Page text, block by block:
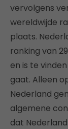
vervolgens
wereldwijde
plaats.
ranking van
en is te
gaat. Alleen
Nederland
algemene
dat